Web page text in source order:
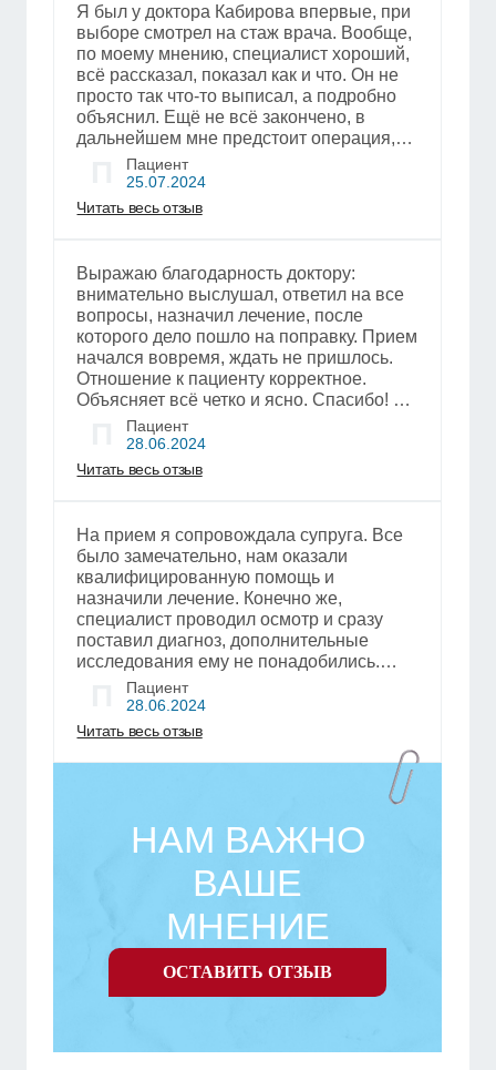
Я был у доктора Кабирова впервые, при
выборе смотрел на стаж врача. Вообще,
по моему мнению, специалист хороший,
всё рассказал, показал как и что. Он не
просто так что-то выписал, а подробно
объяснил. Ещё не всё закончено, в
дальнейшем мне предстоит операция,
которую, скорее всего, он и будет
проводить. Также, Саид Баситович
направил меня сдать кровь. Я общался с
себе. Он прямо хотел помочь, как мне
показалось.
Пациент
25.07.2024
Читать весь отзыв
Выражаю благодарность доктору:
внимательно выслушал, ответил на все
вопросы, назначил лечение, после
которого дело пошло на поправку. Прием
начался вовремя, ждать не пришлось.
Отношение к пациенту корректное.
Объясняет всё четко и ясно. Спасибо! На
повторный прием пойду опять к нему.
Рекомендую, врач от Бога.
Пациент
28.06.2024
Читать весь отзыв
На прием я сопровождала супруга. Все
было замечательно, нам оказали
квалифицированную помощь и
назначили лечение. Конечно же,
специалист проводил осмотр и сразу
поставил диагноз, дополнительные
исследования ему не понадобились.
Супруг приступил к лечению, но прошел
только 1-й день. Информацию доктор
прекрасно объясняет, все доступно и
дал рекомендации нам. Этого врача я
профессионализм специалиста. По ходу
лечения мы посмотрим, и если нам
понадобится, то мы обратимся еще раз.
Пациент
28.06.2024
Читать весь отзыв
НАМ ВАЖНО
ВАШЕ
МНЕНИЕ
ОСТАВИТЬ ОТЗЫВ